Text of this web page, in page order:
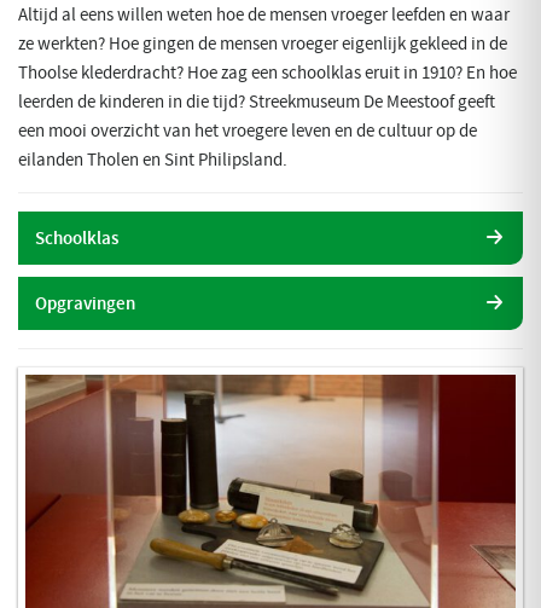
Altijd al eens willen weten hoe de mensen vroeger leefden en waar
ze werkten? Hoe gingen de mensen vroeger eigenlijk gekleed in de
Thoolse klederdracht? Hoe zag een schoolklas eruit in 1910? En hoe
leerden de kinderen in die tijd? Streekmuseum De Meestoof geeft
een mooi overzicht van het vroegere leven en de cultuur op de
eilanden Tholen en Sint Philipsland.
Schoolklas
Opgravingen